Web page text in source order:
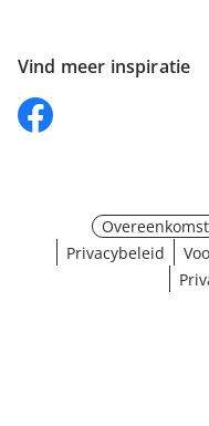
Vind meer inspiratie
Privacybeleid